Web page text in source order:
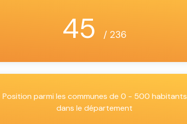
45 / 236
Position parmi les communes de 0 - 500 habitants
dans le département